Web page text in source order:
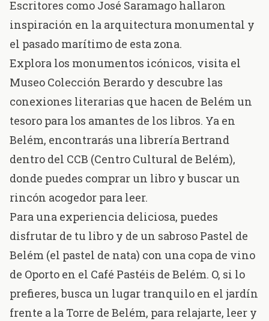
Escritores como José Saramago hallaron
inspiración en la arquitectura monumental y
el pasado marítimo de esta zona.
Explora los monumentos icónicos, visita el
Museo Colección Berardo y descubre las
conexiones literarias que hacen de Belém un
tesoro para los amantes de los libros. Ya en
Belém, encontrarás una libreríaBertrand
dentro del CCB (Centro Cultural de Belém),
donde puedes comprar un libro y buscar un
rincón acogedor para leer.
Para una experiencia deliciosa, puedes
disfrutar de tu libro y de un sabroso Pastel de
Belém (el pastel de nata) con una copa de vino
de Oporto en el Café Pastéis de Belém. O, si lo
prefieres, busca un lugar tranquilo en el jardín
frente a la Torre de Belém, para relajarte, leer y